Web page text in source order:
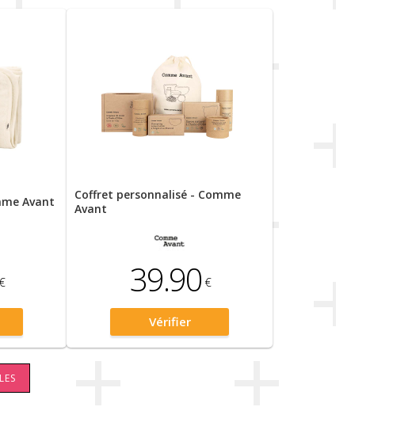
Avant
€
Coffret personnalisé - Comme
Avant
39.90 €
Vérifier